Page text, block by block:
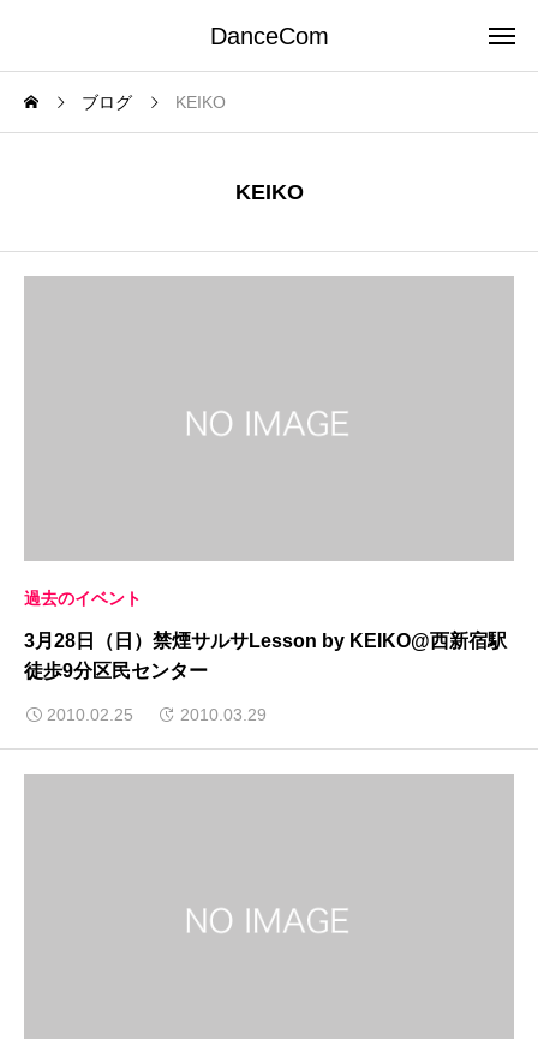
DanceCom
ブログ KEIKO
KEIKO
過去のイベント
3月28日（日）禁煙サルサLesson by KEIKO@西新宿駅
徒歩9分区民センター
2010.02.25 2010.03.29